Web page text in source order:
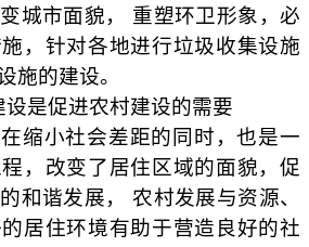
城市面貌，
重塑环卫形象，必
，针对各地进行垃圾收集设施
施的建设。
设是促进农村建设的需要
缩小社会差距的同时，也是一
，改变了居住区域的面貌，促
和谐发展，
农村发展与资源、
居住环境有助于营造良好的社